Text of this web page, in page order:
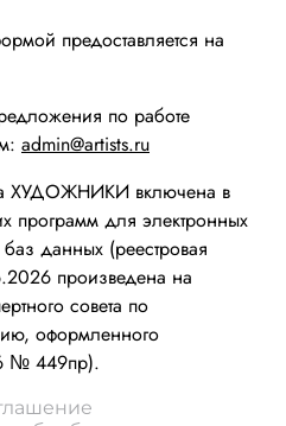
предоставляется на
по работе
admin@artists.ru
ХУДОЖНИКИ включена в
программ для электронных
данных (реестровая
произведена на
совета по
оформленного
№ 449пр).